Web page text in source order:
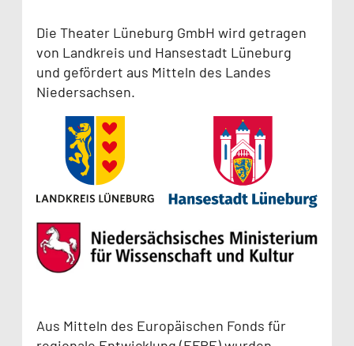
Die Theater Lüneburg GmbH wird getragen
von Landkreis und Hansestadt Lüneburg
und gefördert aus Mitteln des Landes
Niedersachsen.
Aus Mitteln des Europäischen Fonds für